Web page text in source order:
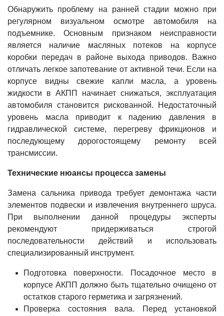
Обнаружить проблему на ранней стадии можно при
регулярном визуальном осмотре автомобиля на
подъемнике. Основным признаком неисправности
является наличие масляных потеков на корпусе
коробки передач в районе выхода приводов. Важно
отличать легкое запотевание от активной течи. Если на
корпусе видны свежие капли масла, а уровень
жидкости в АКПП начинает снижаться, эксплуатация
автомобиля становится рискованной. Недостаточный
уровень масла приводит к падению давления в
гидравлической системе, перегреву фрикционов и
последующему дорогостоящему ремонту всей
трансмиссии.
Технические нюансы процесса замены
Замена сальника привода требует демонтажа части
элементов подвески и извлечения внутреннего шруса.
При выполнении данной процедуры эксперты
рекомендуют придерживаться строгой
последовательности действий и использовать
специализированный инструмент.
Подготовка поверхности. Посадочное место в
корпусе АКПП должно быть тщательно очищено от
остатков старого герметика и загрязнений.
Проверка состояния вала. Перед установкой